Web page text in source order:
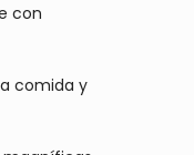
con
comida y